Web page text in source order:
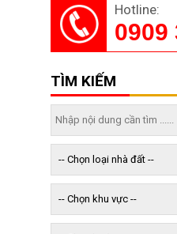
Hotline:
0909
TÌM KIẾM